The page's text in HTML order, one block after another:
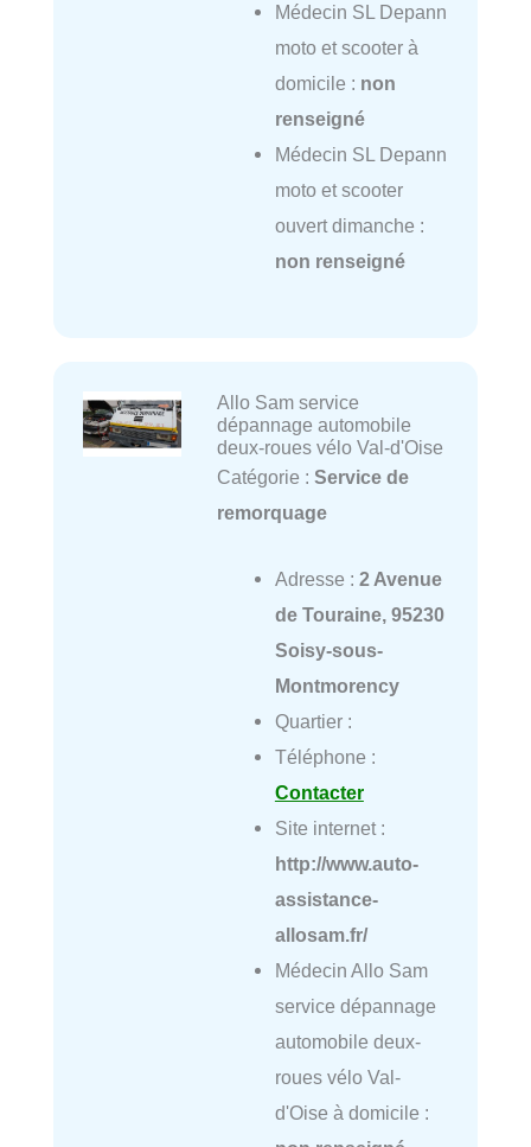
Médecin SL Depann
moto et scooter à
domicile : non
renseigné
Médecin SL Depann
moto et scooter
ouvert dimanche :
non renseigné
Allo Sam service
dépannage automobile
deux-roues vélo Val-d'Oise
Catégorie : Service de
remorquage
Adresse : 2 Avenue
de Touraine, 95230
Soisy-sous-
Montmorency
Quartier :
Téléphone :
Contacter
Site internet :
http://www.auto-
assistance-
allosam.fr/
Médecin Allo Sam
service dépannage
automobile deux-
roues vélo Val-
d'Oise à domicile :